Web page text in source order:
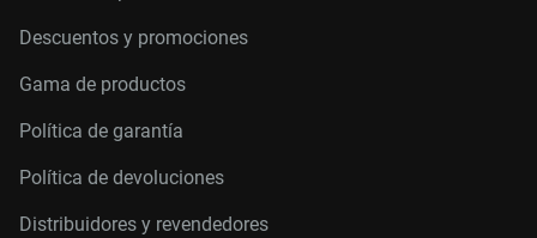
Descuentos y promociones
Gama de productos
Política de garantía
Política de devoluciones
Distribuidores y revendedores